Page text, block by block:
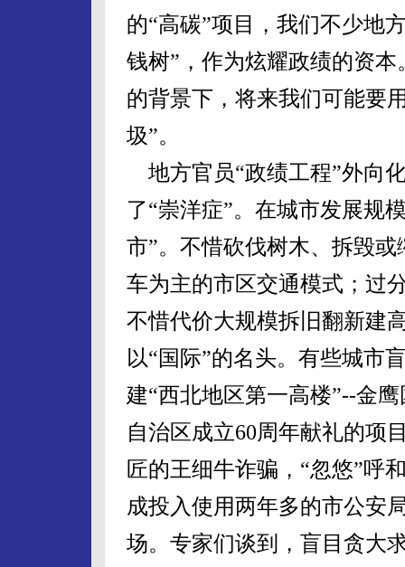
的“高碳”项目，我们不少地
钱树”，作为炫耀政绩的资
的背景下，将来我们可能要
圾”。
地方官员“政绩工程”外向
了“崇洋症”。在城市发展规
市”。不惜砍伐树木、拆毁
车为主的市区交通模式；过
不惜代价大规模拆旧翻新建
以“国际”的名头。有些城市
建“西北地区第一高楼”--金
自治区成立60周年献礼的项
匠的王细牛诈骗，“忽悠”呼
成投入使用两年多的市公安
场。专家们谈到，盲目贪大